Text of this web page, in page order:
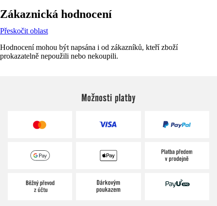
Zákaznická hodnocení
Přeskočit oblast
Hodnocení mohou být napsána i od zákazníků, kteří zboží
prokazatelně nepoužili nebo nekoupili.
Možnosti platby